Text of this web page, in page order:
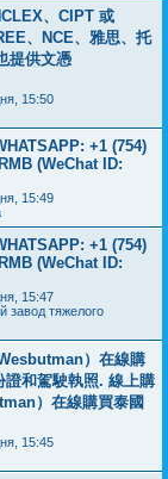
、CIPT 或
、NCE、雅思、托
提供文憑
15:50
+1 (754)
(WeChat ID:
15:49
+1 (754)
(WeChat ID:
15:47
завод тяжелого
）在線購
證和駕駛執照. 線上購
）在線購買泰國
15:45